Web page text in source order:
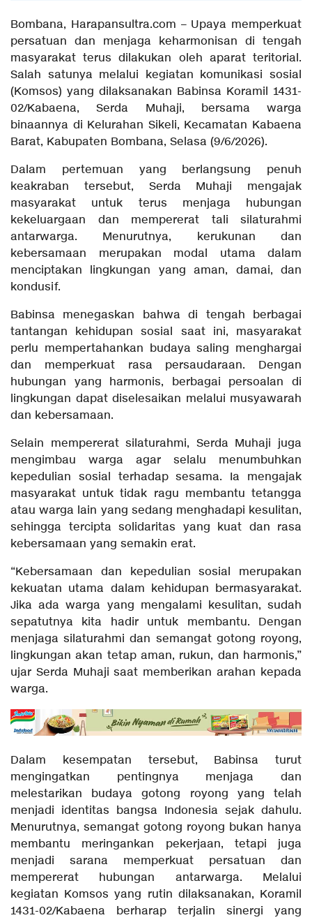
Bombana, Harapansultra.com – Upaya memperkuat
persatuan dan menjaga keharmonisan di tengah
masyarakat terus dilakukan oleh aparat teritorial.
Salah satunya melalui kegiatan komunikasi sosial
(Komsos) yang dilaksanakan Babinsa Koramil 1431-
02/Kabaena, Serda Muhaji, bersama warga
binaannya di Kelurahan Sikeli, Kecamatan Kabaena
Barat, Kabupaten Bombana, Selasa (9/6/2026).
Dalam pertemuan yang berlangsung penuh
keakraban tersebut, Serda Muhaji mengajak
masyarakat untuk terus menjaga hubungan
kekeluargaan dan mempererat tali silaturahmi
antarwarga. Menurutnya, kerukunan dan
kebersamaan merupakan modal utama dalam
menciptakan lingkungan yang aman, damai, dan
kondusif.
Babinsa menegaskan bahwa di tengah berbagai
tantangan kehidupan sosial saat ini, masyarakat
perlu mempertahankan budaya saling menghargai
dan memperkuat rasa persaudaraan. Dengan
hubungan yang harmonis, berbagai persoalan di
lingkungan dapat diselesaikan melalui musyawarah
dan kebersamaan.
Selain mempererat silaturahmi, Serda Muhaji juga
mengimbau warga agar selalu menumbuhkan
kepedulian sosial terhadap sesama. Ia mengajak
masyarakat untuk tidak ragu membantu tetangga
atau warga lain yang sedang menghadapi kesulitan,
sehingga tercipta solidaritas yang kuat dan rasa
kebersamaan yang semakin erat.
“Kebersamaan dan kepedulian sosial merupakan
kekuatan utama dalam kehidupan bermasyarakat.
Jika ada warga yang mengalami kesulitan, sudah
sepatutnya kita hadir untuk membantu. Dengan
menjaga silaturahmi dan semangat gotong royong,
lingkungan akan tetap aman, rukun, dan harmonis,”
ujar Serda Muhaji saat memberikan arahan kepada
warga.
Dalam kesempatan tersebut, Babinsa turut
mengingatkan pentingnya menjaga dan
melestarikan budaya gotong royong yang telah
menjadi identitas bangsa Indonesia sejak dahulu.
Menurutnya, semangat gotong royong bukan hanya
membantu meringankan pekerjaan, tetapi juga
menjadi sarana memperkuat persatuan dan
mempererat hubungan antarwarga. Melalui
kegiatan Komsos yang rutin dilaksanakan, Koramil
1431-02/Kabaena berharap terjalin sinergi yang